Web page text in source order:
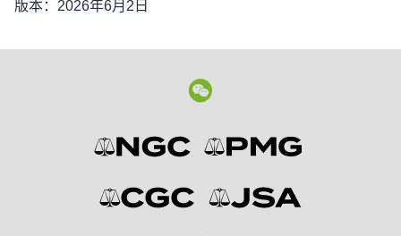
版本：2026年6月2日